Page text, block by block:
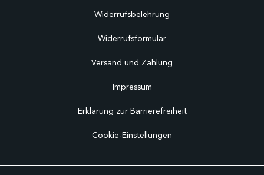
Widerrufsbelehrung
Widerrufsformular
Versand und Zahlung
Impressum
Erklärung zur Barrierefreiheit
Cookie-Einstellungen